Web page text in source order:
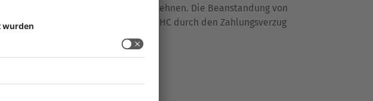
Zahlungsausständen abzulehnen. Die Beanstandung von
trägt sämtliche Kosten, die SHC durch den Zahlungsverzug
Anwalts- und Gerichtskosten.